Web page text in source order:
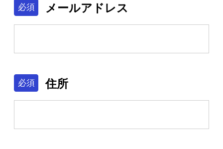
Sustainability
必須 メールアドレス
必須 住所